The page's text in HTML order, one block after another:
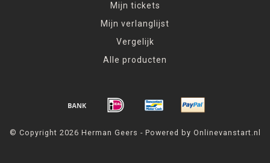
Mijn tickets
Mijn verlanglijst
Vergelijk
Alle producten
© Copyright 2026 Herman Geers - Powered by Onlinevanstart.nl